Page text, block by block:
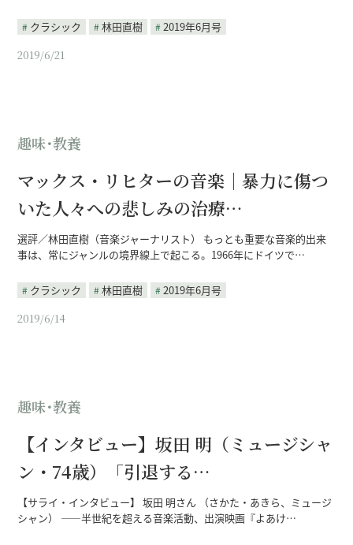
クラシック 林田直樹
2019年6月号
2019/6/21
趣味･教養
マックス・リヒターの音楽｜暴力に傷つ
いた人々への悲しみの治療…
選評／林田直樹（音楽ジャーナリスト） もっとも重要な音楽的出来
事は、常にジャンルの境界線上で起こる。1966年にドイツで…
クラシック 林田直樹
2019年6月号
2019/6/14
趣味･教養
【インタビュー】坂田 明（ミュージシャ
ン・74歳）「引退する…
【サライ・インタビュー】 坂田 明さん （さかた・あきら、ミュージ
シャン） ――半世紀を超える音楽活動、出演映画『よあけ…